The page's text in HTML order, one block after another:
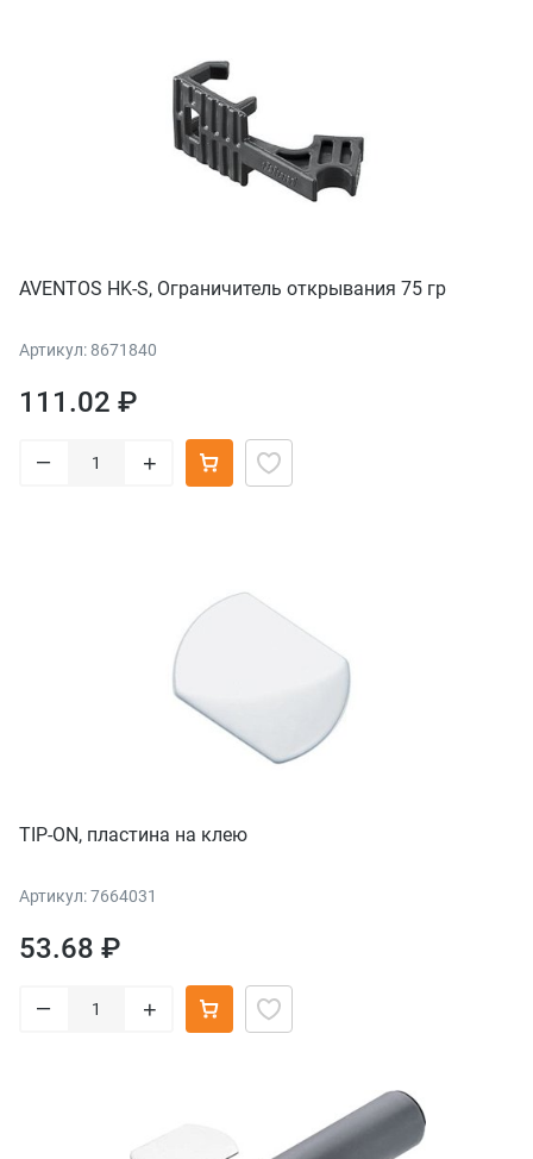
AVENTOS HK-S, Ограничитель открывания 75 гр
Артикул: 8671840
111.02 ₽
– +
TIP-ON, пластина на клею
Артикул: 7664031
53.68 ₽
– +